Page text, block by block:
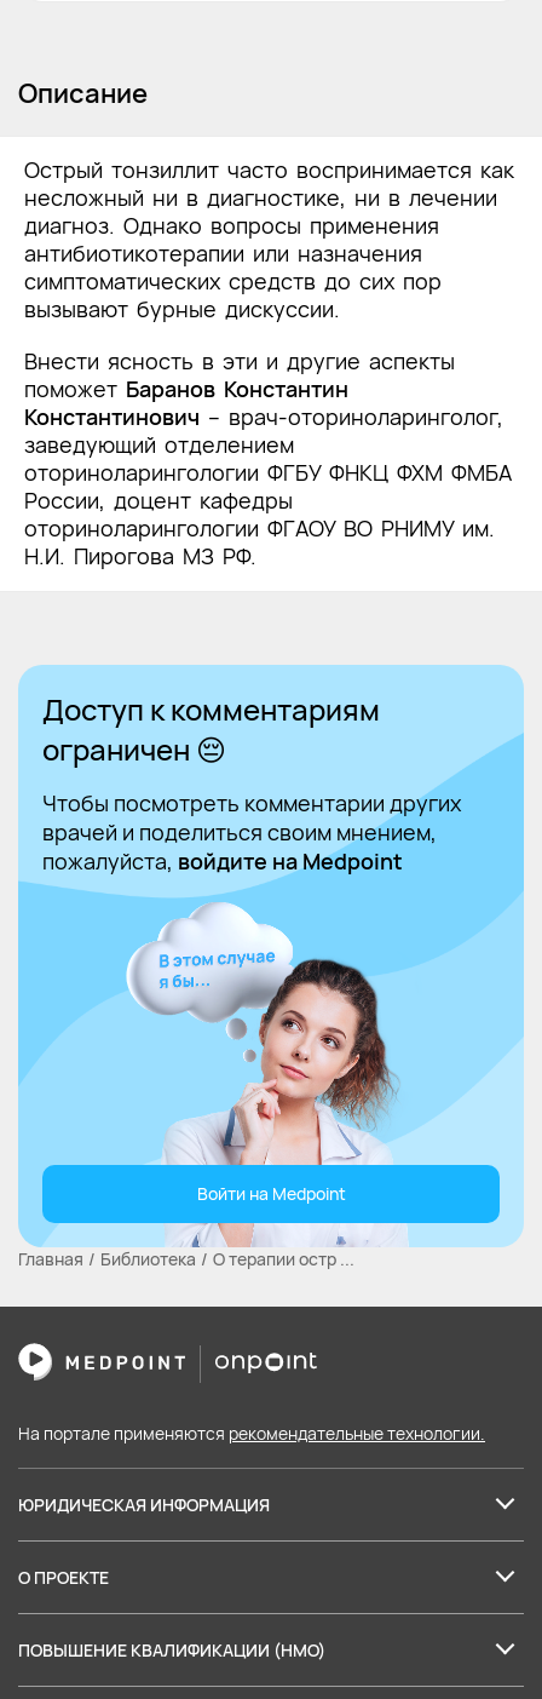
Описание
Острый тонзиллит часто воспринимается как
несложный ни в диагностике, ни в лечении
диагноз. Однако вопросы применения
антибиотикотерапии или назначения
симптоматических средств до сих пор
вызывают бурные дискуссии.
Внести ясность в эти и другие аспекты
поможет Баранов Константин
Константинович – врач-оториноларинголог,
заведующий отделением
оториноларингологии ФГБУ ФНКЦ ФХМ ФМБА
России, доцент кафедры
оториноларингологии ФГАОУ ВО РНИМУ им.
Н.И. Пирогова МЗ РФ.
Доступ к комментариям
ограничен 😔
Чтобы посмотреть комментарии других
врачей и поделиться своим мнением,
пожалуйста, войдите на Medpoint
Войти на Medpoint
Главная Библиотека О терапии остр ...
На портале применяются рекомендательные технологии.
ЮРИДИЧЕСКАЯ ИНФОРМАЦИЯ
Политика в отношении обработки персональных данных
Согласие на обработку персональных данных
О ПРОЕКТЕ
ПОВЫШЕНИЕ КВАЛИФИКАЦИИ (НМО)